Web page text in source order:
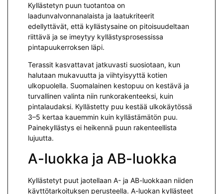
Kyllästetyn puun tuotantoa on
laadunvalvonnanalaista ja laatukriteerit
edellyttävät, että kyllästysaine on pitoisuudeltaan
riittävä ja se imeytyy kyllästysprosessissa
pintapuukerroksen läpi.
Terassit kasvattavat jatkuvasti suosiotaan, kun
halutaan mukavuutta ja viihtyisyyttä kotien
ulkopuolella. Suomalainen kestopuu on kestävä ja
turvallinen valinta niin runkorakenteeksi, kuin
pintalaudaksi. Kyllästetty puu kestää ulkokäytössä
3–5 kertaa kauemmin kuin kyllästämätön puu.
Painekyllästys ei heikennä puun rakenteellista
lujuutta.
A-luokka ja AB-luokka
Kyllästetyt puut jaotellaan A- ja AB-luokkaan niiden
käyttötarkoituksen perusteella. A-luokan kyllästeet